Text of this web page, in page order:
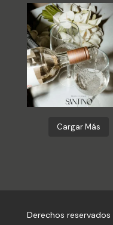
Cargar Más
Derechos reservados